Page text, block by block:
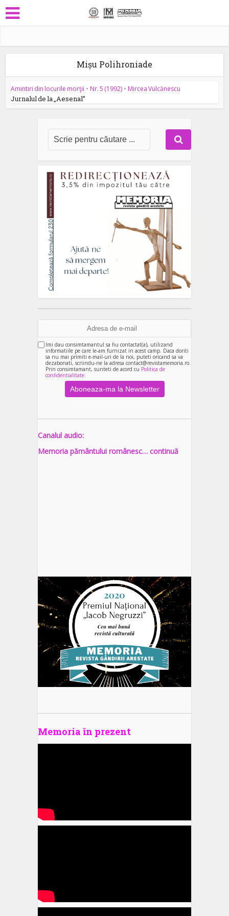
Mișu Polihroniade
Amintiri din locurile morţii • Nr. 5 (1992) • Mircea Vulcănescu
Jurnalul de la „Aesenal”
Imi dau consimtamantul sa fiu contactat(a), utilizand
informatiile pe care le-am furnizat in acest camp. Daca doriti
sa nu mai primiti e-mail-uri de la noi, puteti oricand sa va
dezabonati, scriindu-ne la adresa contact@revistamemoria.ro.
Prin consimtamant, sunteti de acord cu Politica de
confidentialitate.
Canalul audio:
Memoria pământului românesc… continuă
Memoria în prezent